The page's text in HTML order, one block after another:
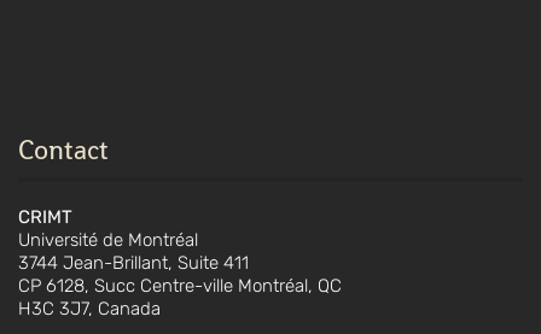
Contact
CRIMT
Université de Montréal
3744 Jean-Brillant, Suite 411
CP 6128, Succ Centre-ville Montréal, QC
H3C 3J7, Canada